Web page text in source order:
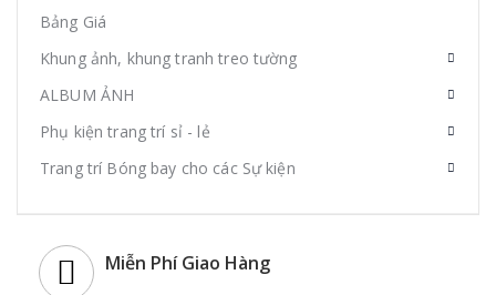
Bảng Giá
Khung ảnh, khung tranh treo tường
ALBUM ẢNH
Phụ kiện trang trí sỉ - lẻ
Trang trí Bóng bay cho các Sự kiện
Miễn Phí Giao Hàng